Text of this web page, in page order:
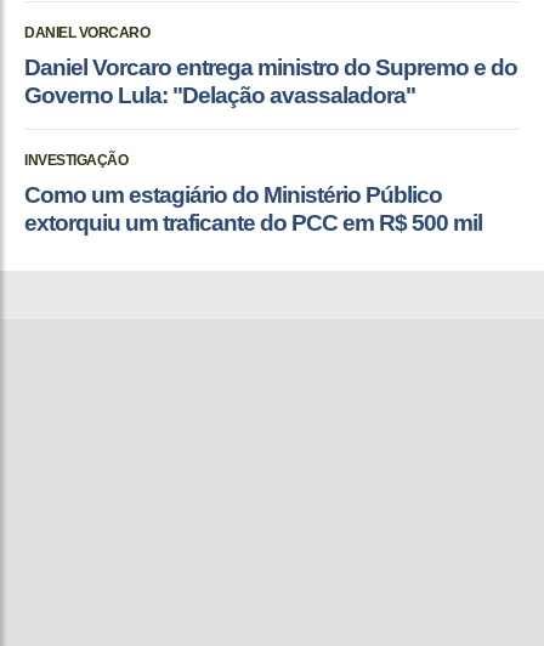
DANIEL VORCARO
Daniel Vorcaro entrega ministro do Supremo e do
Governo Lula: "Delação avassaladora"
INVESTIGAÇÃO
Como um estagiário do Ministério Público
extorquiu um traficante do PCC em R$ 500 mil